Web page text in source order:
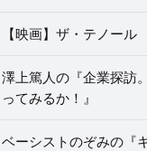
【映画】ザ・テノール
澤上篤人の『企業探訪
ってみるか！』
ベーシストのぞみの『